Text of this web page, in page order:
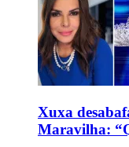
Xuxa
Maravilha: